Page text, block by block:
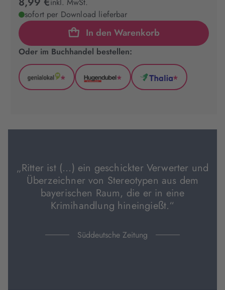
sofort per Download lieferbar
In den Warenkorb
Oder im Buchhandel bestellen:
GenialLokal
Tab
*
Hugendubel
Tab
*
Thalia
Tab
*
„Ritter ist (...) ein geschickter Verwerter und
Überzeichner von Stereotypen aus dem
bayerischen Raum, die er in eine
Krimihandlung hineingießt.“
Süddeutsche Zeitung